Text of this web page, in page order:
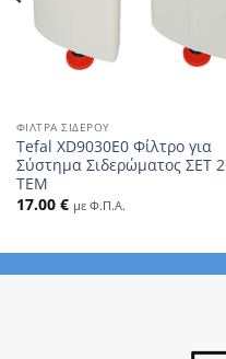
ΦΊΛΤΡΑ ΣΊΔΕΡΟΥ
Tefal XD9030E0 Φίλτρο για
Σύστημα Σιδερώματος ΣΕΤ 2
ΤΕΜ
17.00 € με Φ.Π.Α.